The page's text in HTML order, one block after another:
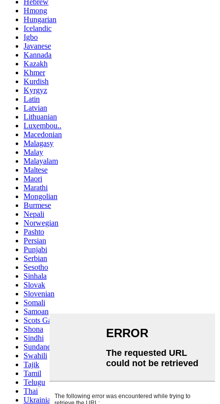
Hebrew
Hmong
Hungarian
Icelandic
Igbo
Javanese
Kannada
Kazakh
Khmer
Kurdish
Kyrgyz
Latin
Latvian
Lithuanian
Luxembou..
Macedonian
Malagasy
Malay
Malayalam
Maltese
Maori
Marathi
Mongolian
Burmese
Nepali
Norwegian
Pashto
Persian
Punjabi
Serbian
Sesotho
Sinhala
Slovak
Slovenian
Somali
Samoan
Scots Gaelic
Shona
Sindhi
Sundanese
Swahili
Tajik
Tamil
Telugu
Thai
Ukrainian